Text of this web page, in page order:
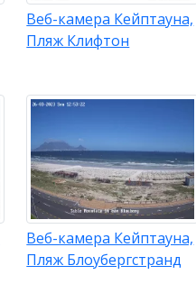
Веб-камера Кейптауна,
Пляж Клифтон
Веб-камера Кейптауна,
Пляж Блоубергстранд